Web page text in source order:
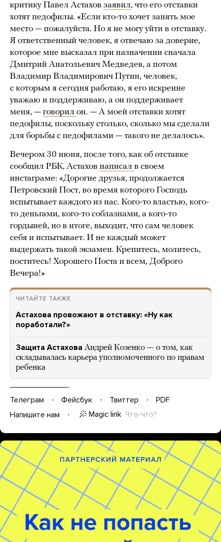
критику Павел Астахов заявил, что его отставки
хотят педофилы. «Если кто-то хочет занять мое
место — пожалуйста. Но я не могу уйти в отставку.
Я ответственный человек, я отвечаю за доверие,
которое мне высказал при назначении сначала
Дмитрий Анатольевич Медведев, а потом
Владимир Владимирович Путин, человек,
с которым я сегодня работаю, я его искренне
уважаю и поддерживаю, а он поддерживает
меня, — говорил он. — А моей отставки хотят
педофилы, поскольку столько, сколько мы сделали
для борьбы с педофилами — такого не делалось».
Вечером 30 июня, после того, как об отставке
сообщил РБК, Астахов написал в своем
инстаграме: «Дорогие друзья, продолжается
Петровский Пост, во время которого Господь
испытывает каждого из нас. Кого-то властью, кого-
то деньгами, кого-то соблазнами, а кого-то
гордыней, но в итоге, выходит, что сам человек
себя и испытывает. И не каждый может
выдержать такой экзамен. Крепитесь, молитесь,
поститесь! Хорошего Поста и всем, Доброго
Вечера!»
ЧИТАЙТЕ ТАКЖЕ
Астахова провожают в отставку: «Ну как
поработали?»
Защита Астахова Андрей Козенко — о том, как
складывалась карьера уполномоченного по правам
ребенка
Телеграм Фейсбук Твиттер
PDF
Напишите нам
Magic link Что-что?